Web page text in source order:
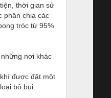
thời gian sử
phân chia các
tróc từ 95%
nơi khác
được đặt một
bỏ bụi.